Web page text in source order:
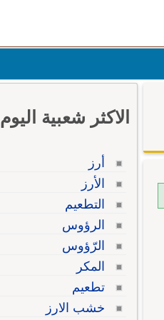
الاكثر شعبية اليوم
أرز
الأرز
التطعيم
الرؤوس
الرّؤوس
المكر
تطعيم
خشب الارز